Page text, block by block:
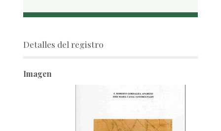
Detalles del registro
Imagen